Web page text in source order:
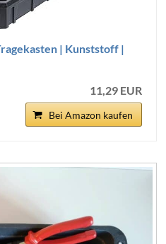
| Kunststoff |
11,29 EUR
Bei Amazon kaufen